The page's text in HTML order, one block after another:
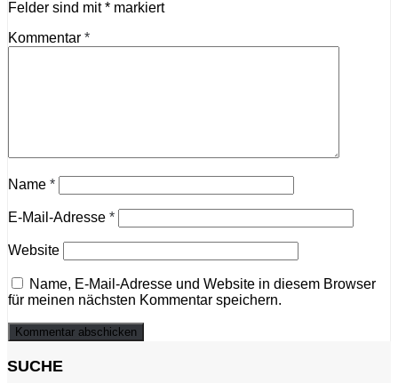
Felder sind mit* markiert
Kommentar *
Name *
E-Mail-Adresse *
Website
Name, E-Mail-Adresse und Website in diesem Browser
für meinen nächsten Kommentar speichern.
SUCHE